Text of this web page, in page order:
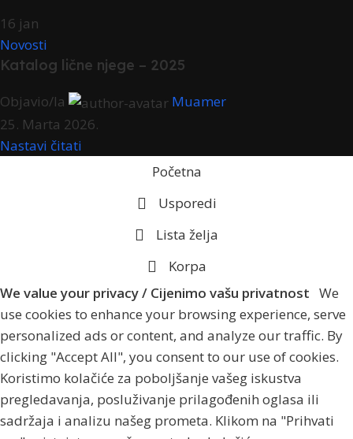
16 jan
Novosti
Katalog lične njege – 2025
Objavio/la
Muamer
25. Marta 2026.
Nastavi čitati
Početna
Usporedi
Lista želja
Korpa
We value your privacy / Cijenimo vašu privatnost We
use cookies to enhance your browsing experience, serve
personalized ads or content, and analyze our traffic. By
clicking "Accept All", you consent to our use of cookies.
Koristimo kolačiće za poboljšanje vašeg iskustva
pregledavanja, posluživanje prilagođenih oglasa ili
sadržaja i analizu našeg prometa. Klikom na "Prihvati